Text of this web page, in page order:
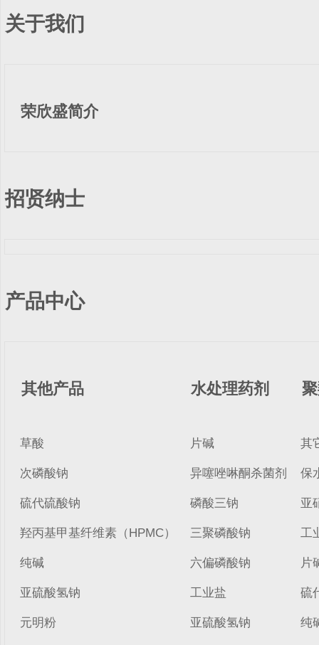
关于我们
荣欣盛简介
招贤纳士
产品中心
其他产品
草酸
次磷酸钠
硫代硫酸钠
羟丙基甲基纤维素（HPMC）
纯碱
亚硫酸氢钠
元明粉
水处理药剂
片碱
异噻唑啉酮杀菌剂
磷酸三钠
三聚磷酸钠
六偏磷酸钠
工业盐
亚硫酸氢钠
其
保
亚
工
片
硫
纯